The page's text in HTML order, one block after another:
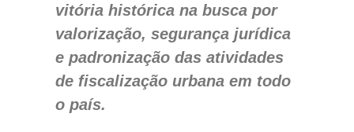
vitória histórica na busca por
valorização, segurança jurídica
e padronização das atividades
de fiscalização urbana em todo
o país.